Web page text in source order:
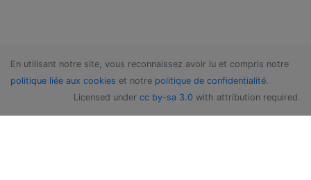
En utilisant notre site, vous reconnaissez avoir lu et compris notre
politique liée aux cookies et notre politique de confidentialité.
Licensed under cc by-sa 3.0 with attribution required.